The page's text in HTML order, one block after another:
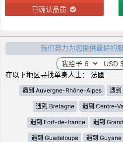
已确认品质
我们努力为您提供最好的
在以下地区寻找单身人士： 法國
遇到 Auvergne-Rhône-Alpes 遇
遇到 Bretagne 遇到 Centre-
遇到 Fort-de-france 遇到
遇到 Guadeloupe 遇到 Guyane